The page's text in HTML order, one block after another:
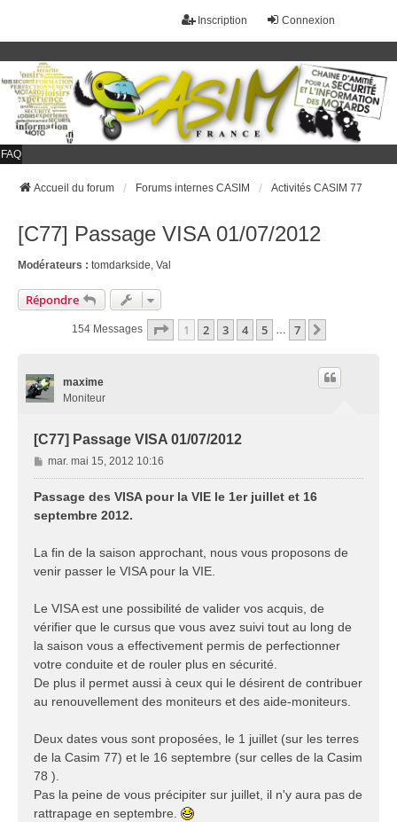
Connexion
Inscription
FAQ
Accueil du forum Forums internes CASIM Activités CASIM 77
[C77] Passage VISA 01/07/2012
Modérateurs : tomdarkside, Val
Répondre
154 Messages Page 1Sur7
1 2 3 4 5 … 7
maxime
Moniteur
[C77] Passage VISA 01/07/2012
M
e
s
a
e
mar. mai 15, 2012 10:16
Passage des VISA pour la VIE le 1er juillet et 16
septembre 2012.
La fin de la saison approchant, nous vous proposons de
venir passer le VISA pour la VIE.
Le VISA est une possibilité de valider vos acquis, de
vérifier que le cursus que vous avez suivi tout au long de
la saison vous a effectivement permis de perfectionner
votre conduite et de rouler plus en sécurité.
De plus il permet aussi à ceux qui le désirent de contribuer
au renouvellement des moniteurs et des aide-moniteurs.
Deux dates vous sont proposées, le 1 juillet (sur les terres
de la Casim 77) et le 16 septembre (sur celles de la Casim
78 ).
Pas la peine de vous précipiter sur juillet, il n'y aura pas de
rattrapage en septembre.